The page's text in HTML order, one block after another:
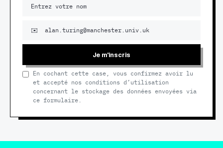
Je m'inscris
En cochant cette case, vous confirmez avoir lu
et accepté nos conditions d’utilisation
concernant le stockage des données envoyées via
ce formulaire.